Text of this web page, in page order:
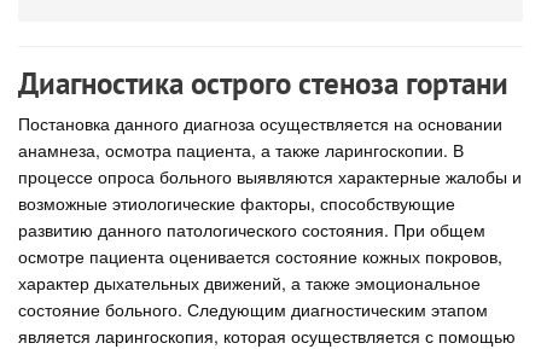
Диагностика острого стеноза гортани
Постановка данного диагноза осуществляется на основании
анамнеза, осмотра пациента, а также ларингоскопии. В
процессе опроса больного выявляются характерные жалобы и
возможные этиологические факторы, способствующие
развитию данного патологического состояния. При общем
осмотре пациента оценивается состояние кожных покровов,
характер дыхательных движений, а также эмоциональное
состояние больного. Следующим диагностическим этапом
является ларингоскопия, которая осуществляется с помощью